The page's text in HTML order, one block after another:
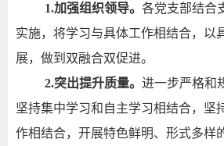
1.加强组织领导。 各党支部结合
实施，将学习与具体工作相结合，以
展，做到双融合双促进。
2.突出提升质量。 进一步严格和
坚持集中学习和自主学习相结合，坚
作相结合，开展特色鲜明、形式多样